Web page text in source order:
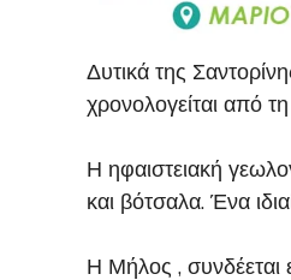
Δυτικά της
χρονολογείται από
Η ηφαιστειακή
και βότσαλα. Ένα
Η Μήλος , συνδέεται